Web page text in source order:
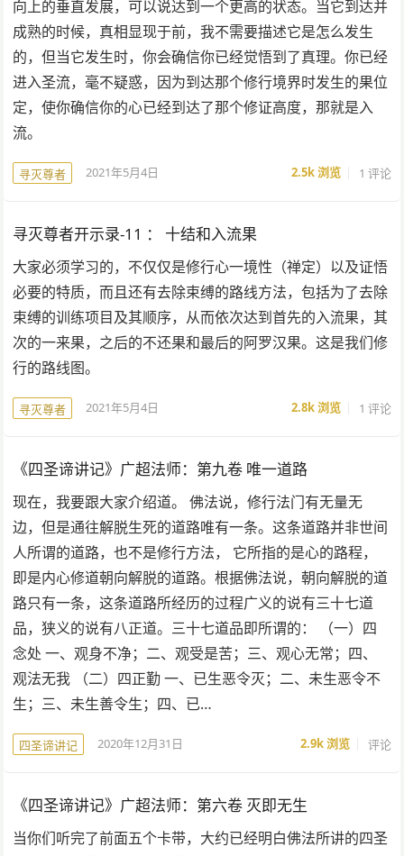
向上的垂直发展，可以说达到一个更高的状态。当它到达并
成熟的时候，真相显现于前，我不需要描述它是怎么发生
的，但当它发生时，你会确信你已经觉悟到了真理。你已经
进入圣流，毫不疑惑，因为到达那个修行境界时发生的果位
定，使你确信你的心已经到达了那个修证高度，那就是入
流。
寻灭尊者 2021年5月4日 2.5k浏览 1 评论
寻灭尊者开示录-11 ： 十结和入流果
大家必须学习的，不仅仅是修行心一境性（禅定）以及证悟
必要的特质，而且还有去除束缚的路线方法，包括为了去除
束缚的训练项目及其顺序，从而依次达到首先的入流果，其
次的一来果，之后的不还果和最后的阿罗汉果。这是我们修
行的路线图。
寻灭尊者 2021年5月4日 2.8k浏览 1 评论
《四圣谛讲记》广超法师：第九卷 唯一道路
现在，我要跟大家介绍道。 佛法说，修行法门有无量无
边，但是通往解脱生死的道路唯有一条。这条道路并非世间
人所谓的道路，也不是修行方法， 它所指的是心的路程，
即是内心修道朝向解脱的道路。根据佛法说，朝向解脱的道
路只有一条，这条道路所经历的过程广义的说有三十七道
品，狭义的说有八正道。三十七道品即所谓的： （一）四
念处 一、观身不净；二、观受是苦；三、观心无常；四、
观法无我 （二）四正勤 一、已生恶令灭；二、未生恶令不
生；三、未生善令生；四、已…
四圣谛讲记 2020年12月31日 2.9k浏览 评论
《四圣谛讲记》广超法师：第六卷 灭即无生
当你们听完了前面五个卡带，大约已经明白佛法所讲的四圣